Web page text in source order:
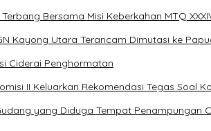
Bersama Misi Keberkahan MTQ
Kayong Utara Terancam Dimutasi ke
Ciderai Penghormatan
II Keluarkan Rekomendasi Tegas Soal
yang Diduga Tempat Penampungan